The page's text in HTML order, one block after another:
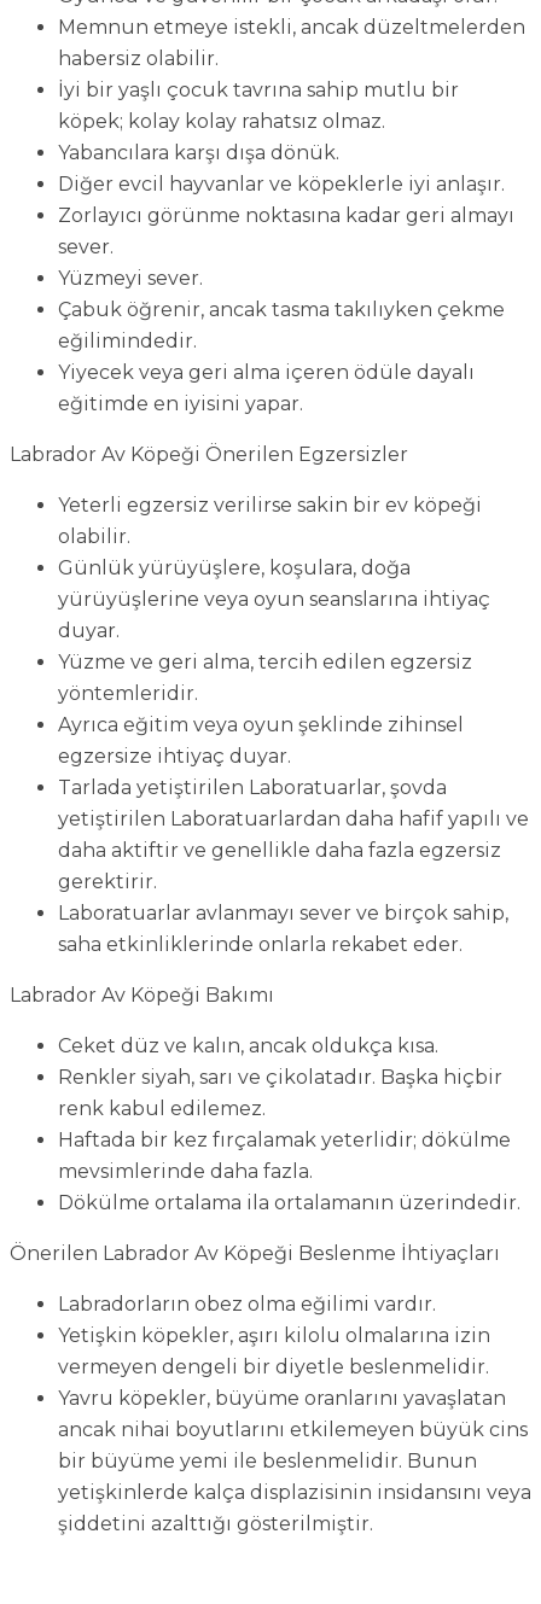
Memnun etmeye istekli, ancak düzeltmelerden
habersiz olabilir.
İyi bir yaşlı çocuk tavrına sahip mutlu bir
köpek; kolay kolay rahatsız olmaz.
Yabancılara karşı dışa dönük.
Diğer evcil hayvanlar ve köpeklerle iyi anlaşır.
Zorlayıcı görünme noktasına kadar geri almayı
sever.
Yüzmeyi sever.
Çabuk öğrenir, ancak tasma takılıyken çekme
eğilimindedir.
Yiyecek veya geri alma içeren ödüle dayalı
eğitimde en iyisini yapar.
Labrador Av Köpeği Önerilen Egzersizler
Yeterli egzersiz verilirse sakin bir ev köpeği
olabilir.
Günlük yürüyüşlere, koşulara, doğa
yürüyüşlerine veya oyun seanslarına ihtiyaç
duyar.
Yüzme ve geri alma, tercih edilen egzersiz
yöntemleridir.
Ayrıca eğitim veya oyun şeklinde zihinsel
egzersize ihtiyaç duyar.
Tarlada yetiştirilen Laboratuarlar, şovda
yetiştirilen Laboratuarlardan daha hafif yapılı ve
daha aktiftir ve genellikle daha fazla egzersiz
gerektirir.
Laboratuarlar avlanmayı sever ve birçok sahip,
saha etkinliklerinde onlarla rekabet eder.
Labrador Av Köpeği Bakımı
Ceket düz ve kalın, ancak oldukça kısa.
Renkler siyah, sarı ve çikolatadır. Başka hiçbir
renk kabul edilemez.
Haftada bir kez fırçalamak yeterlidir; dökülme
mevsimlerinde daha fazla.
Dökülme ortalama ila ortalamanın üzerindedir.
Önerilen Labrador Av Köpeği Beslenme İhtiyaçları
Labradorların obez olma eğilimi vardır.
Yetişkin köpekler, aşırı kilolu olmalarına izin
vermeyen dengeli bir diyetle beslenmelidir.
Yavru köpekler, büyüme oranlarını yavaşlatan
ancak nihai boyutlarını etkilemeyen büyük cins
bir büyüme yemi ile beslenmelidir. Bunun
yetişkinlerde kalça displazisinin insidansını veya
şiddetini azalttığı gösterilmiştir.